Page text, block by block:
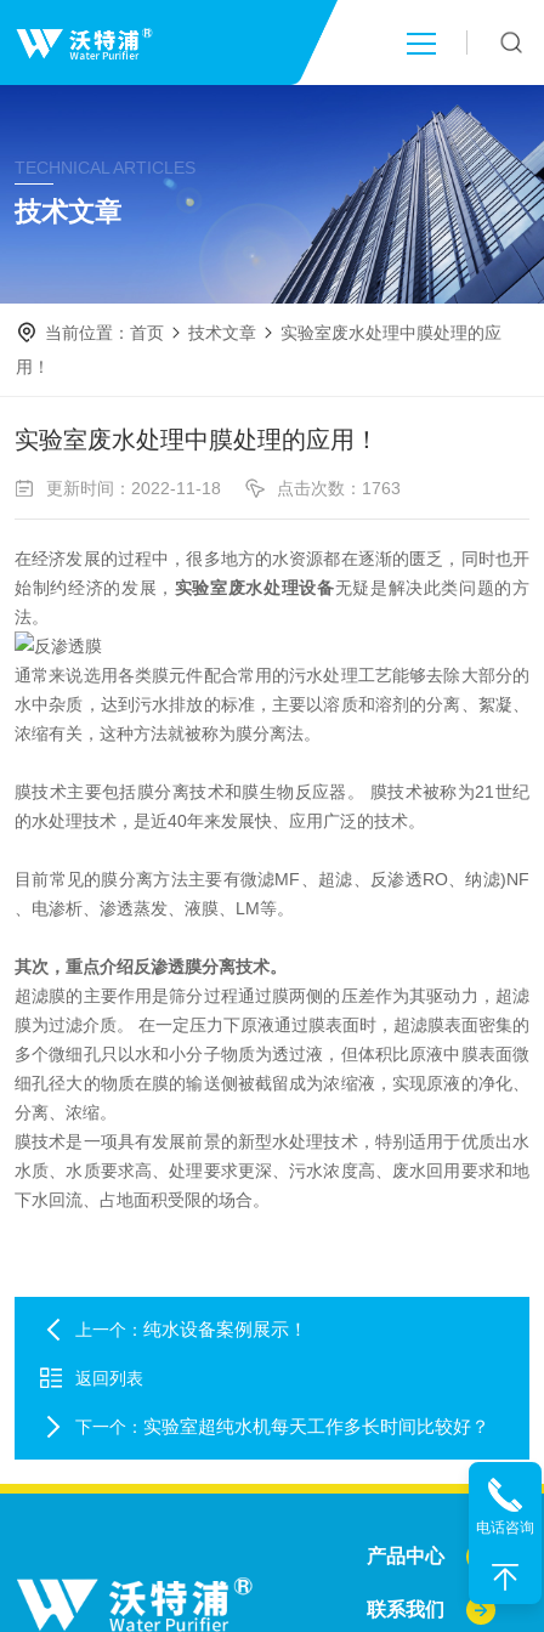
产品中心
新闻中心
成功案例
在线留言
TECHNICAL ARTICLES
技术文章
当前位置：首页 技术文章
实验室废水处理中膜处理的应
用！
实验室废水处理中膜处理的应用！
更新时间：2022-11-18 点击次数：1763
在经济发展的过程中，很多地方的水资源都在逐渐的匮乏，同时也开
始制约经济的发展， 实验室废水处理设备无疑是解决此类问题的方
法。
通常来说选用各类膜元件配合常用的污水处理工艺能够去除大部分的
水中杂质，达到污水排放的标准，主要以溶质和溶剂的分离、絮凝、
浓缩有关，这种方法就被称为膜分离法。
膜技术主要包括膜分离技术和膜生物反应器。 膜技术被称为21世纪
的水处理技术，是近40年来发展快、应用广泛的技术。
目前常见的膜分离方法主要有微滤MF、超滤、反渗透RO、纳滤)NF
、电渗析、渗透蒸发、液膜、LM等。
其次，重点介绍反渗透膜分离技术。
超滤膜的主要作用是筛分过程通过膜两侧的压差作为其驱动力，超滤
膜为过滤介质。 在一定压力下原液通过膜表面时，超滤膜表面密集的
多个微细孔只以水和小分子物质为透过液，但体积比原液中膜表面微
细孔径大的物质在膜的输送侧被截留成为浓缩液，实现原液的净化、
分离、浓缩。
膜技术是一项具有发展前景的新型水处理技术，特别适用于优质出水
水质、水质要求高、处理要求更深、污水浓度高、废水回用要求和地
下水回流、占地面积受限的场合。
上一个： 纯水设备案例展示！
返回列表
下一个： 实验室超纯水机每天工作多长时间比较好？
产品中心
联系我们
电话咨询